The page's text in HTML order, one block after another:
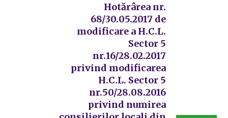
Hotărârea nr.
68/30.05.2017 de
modificare a H.C.L.
Sector 5
nr.16/28.02.2017
privind modificarea
H.C.L. Sector 5
nr.50/28.08.2016
privind numirea